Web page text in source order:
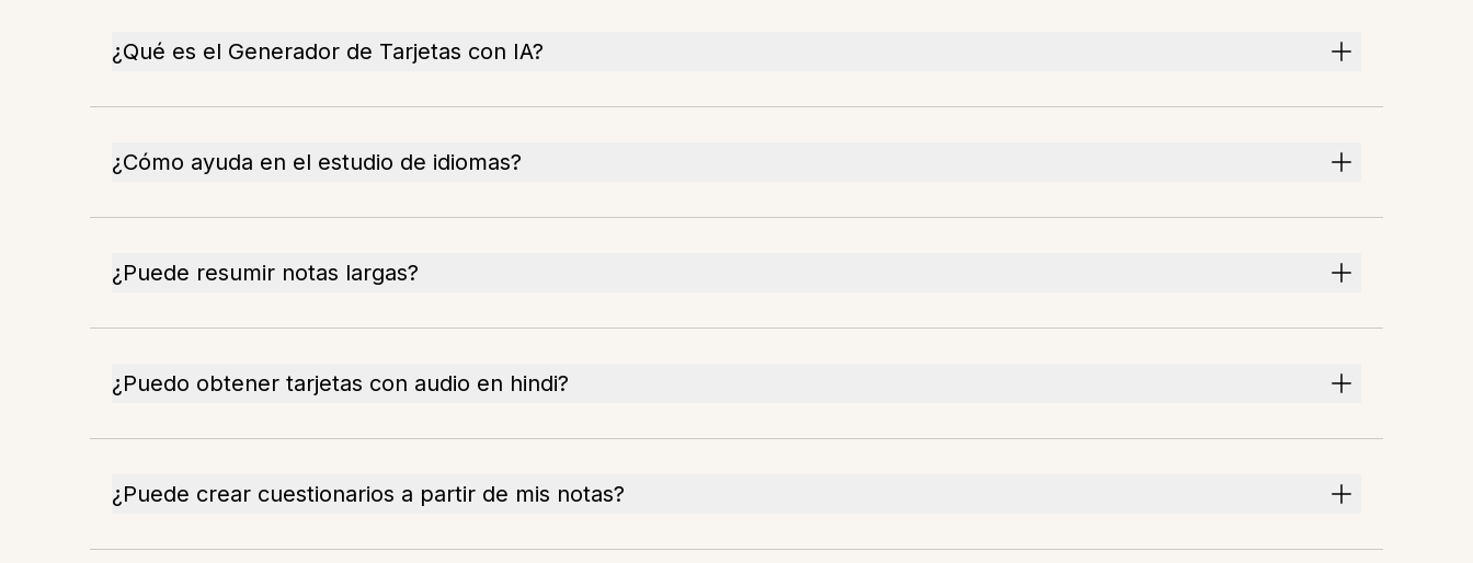
¿Qué es el Generador de Tarjetas con IA?
¿Cómo ayuda en el estudio de idiomas?
¿Puede resumir notas largas?
¿Puedo obtener tarjetas con audio en hindi?
¿Puede crear cuestionarios a partir de mis notas?